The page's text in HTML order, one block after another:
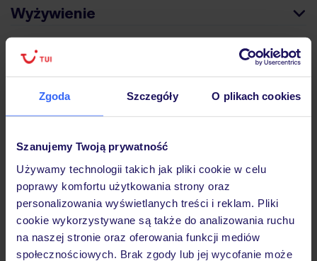
Zgoda Szczegóły O plikach cookies
Szanujemy Twoją prywatność
Używamy technologii takich jak pliki cookie w celu
poprawy komfortu użytkowania strony oraz
personalizowania wyświetlanych treści i reklam. Pliki
cookie wykorzystywane są także do analizowania ruchu
na naszej stronie oraz oferowania funkcji mediów
społecznościowych. Brak zgody lub jej wycofanie może
Wyżywienie
Atrakcje
Ważne informacje
Często zadawane pytania
Jak zmienić uczestników/osobę zgłaszającą?
Czy w Hotelu będzie przedstawiciel TUI?
Na jakiej podstawie i gdzie otrzymam karty
pokładowe/bilety lotnicze?